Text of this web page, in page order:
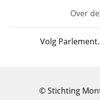
Over
Volg
© Stichting